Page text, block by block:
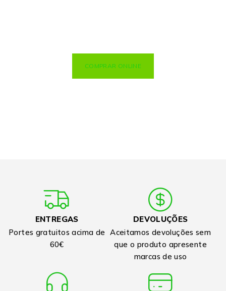
COMPRAR ONLINE
ENTREGAS
Portes gratuitos acima de
60€
DEVOLUÇÕES
Aceitamos devoluções sem
que o produto apresente
marcas de uso